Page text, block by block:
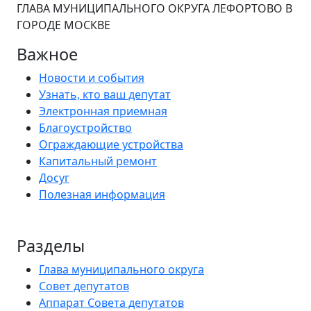
ГЛАВА МУНИЦИПАЛЬНОГО ОКРУГА ЛЕФОРТОВО В
ГОРОДЕ МОСКВЕ
Важное
Новости и события
Узнать, кто ваш депутат
Электронная приемная
Благоустройство
Ограждающие устройства
Капитальный ремонт
Досуг
Полезная информация
Разделы
Глава муниципального округа
Совет депутатов
Аппарат Совета депутатов